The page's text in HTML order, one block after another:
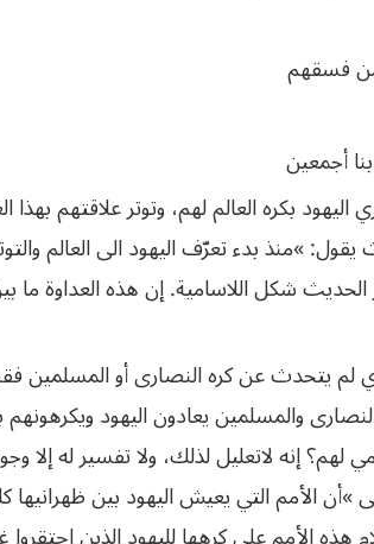
فسقهم
بناأجمعين
بكره العالم لهم، وتوتر علاقتهم
حيث يقول: »منذ بدء تعرّف اليهود الى العالم
الحديث شكل اللاسامية. إن هذه العداوة ما
لم يتحدث عن كره النصارى أو المسلمين
والمسلمين يعادون اليهود
لهم؟ إنه لاتعليل لذلك، ولا تفسير له إلا
»أن الأمم التي يعيش اليهود بين ظهرانيها